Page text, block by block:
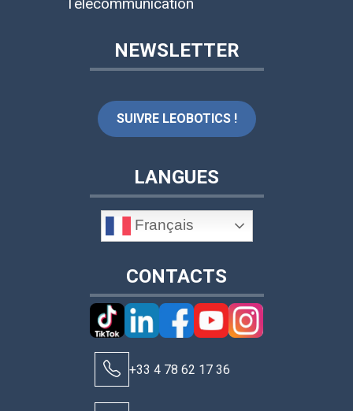
NEWSLETTER
SUIVRE LEOBOTICS !
LANGUES
Français
CONTACTS
+33 4 78 62 17 36